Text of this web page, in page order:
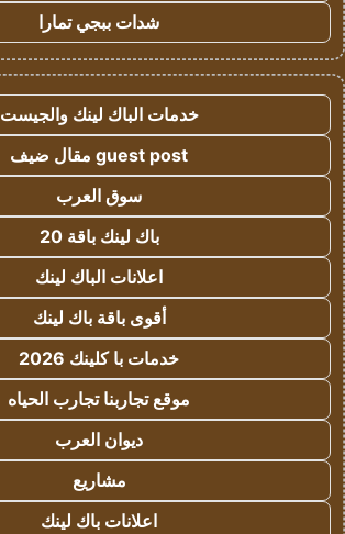
شدات ببجي تمارا
خدمات الباك لينك والجيست
guest post مقال ضيف
سوق العرب
باك لينك باقة 20
اعلانات الباك لينك
أقوى باقة باك لينك
خدمات با كلينك 2026
موقع تجاربنا تجارب الحياه
ديوان العرب
مشاريع
اعلانات باك لينك